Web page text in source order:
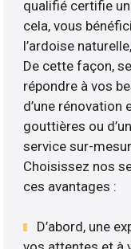
qualifié certifie
cela, vous
l’ardoise
De cette façon,
répondre à vos
d’une rénovation
gouttières ou
service sur-
Choisissez nos
ces avantages :
D’abord, une